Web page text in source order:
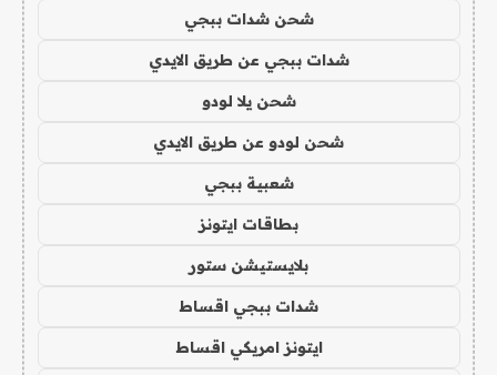
شحن شدات ببجي
شدات ببجي عن طريق الايدي
شحن يلا لودو
شحن لودو عن طريق الايدي
شعبية ببجي
بطاقات ايتونز
بلايستيشن ستور
شدات ببجي اقساط
ايتونز امريكي اقساط